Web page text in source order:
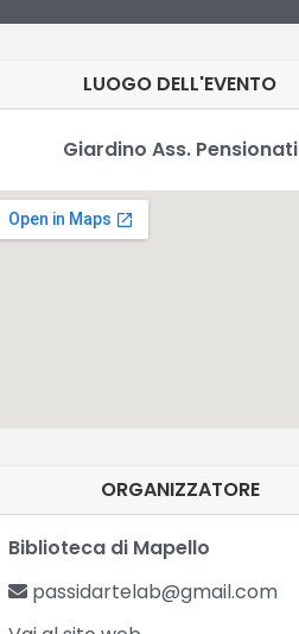
LUOGO DELL'EVENTO
Giardino Ass. Pensionati
ORGANIZZATORE
Biblioteca di Mapello
passidartelab@gmail.com